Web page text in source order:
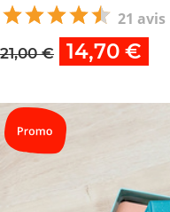
21 avis
21,00 € 14,70 €